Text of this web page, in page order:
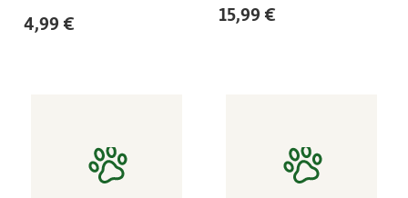
4,99 € 15,99 €